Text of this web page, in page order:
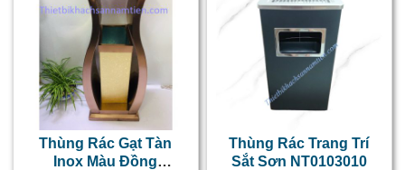
Thùng Rác Gạt Tàn
Inox Màu Đồng
Thùng Rác Trang Trí
Sắt Sơn NT0103010